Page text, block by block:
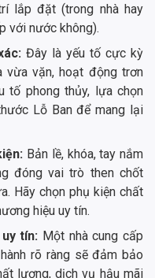
lắp đặt (trong nhà hay
với nước không).
Đây là yếu tố cực kỳ
vặn, hoạt động trơn
tố phong thủy, lựa chọn
Lỗ Ban để mang lại
Bản lề, khóa, tay nắm
đóng vai trò then chốt
Hãy chọn phụ kiện chất
hiệu uy tín.
tín: Một nhà cung cấp
rõ ràng sẽ đảm bảo
lượng, dịch vụ hậu mãi